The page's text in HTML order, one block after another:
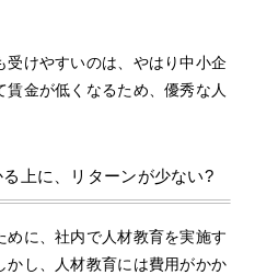
受けやすいのは、やはり中小企
金が低くなるため、優秀な人
上に、リターンが少ない?
に、社内で人材教育を実施す
かし、人材教育には費用がかか